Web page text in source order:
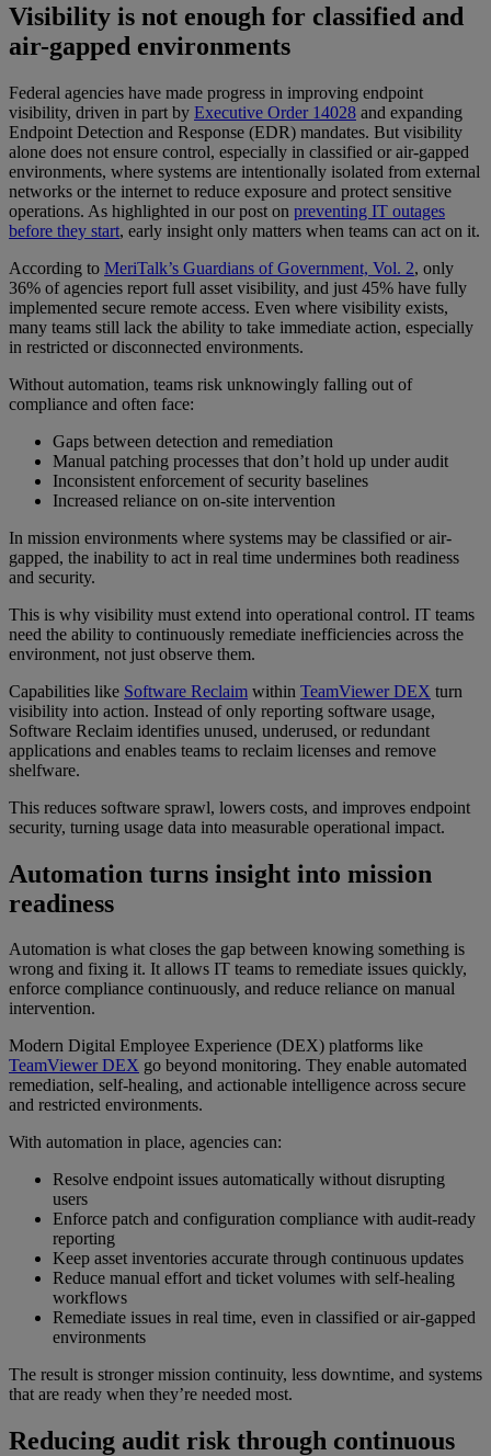
Visibility is not enough for classified and
air-gapped environments
Federal agencies have made progress in improving endpoint
visibility, driven in part by Executive Order 14028 and expanding
Endpoint Detection and Response (EDR) mandates. But visibility
alone does not ensure control, especially in classified or air-gapped
environments, where systems are intentionally isolated from external
networks or the internet to reduce exposure and protect sensitive
operations. As highlighted in our post on preventing IT outages
before they start, early insight only matters when teams can act on it.
According to MeriTalk’s Guardians of Government, Vol. 2, only
36% of agencies report full asset visibility, and just 45% have fully
implemented secure remote access. Even where visibility exists,
many teams still lack the ability to take immediate action, especially
in restricted or disconnected environments.
Without automation, teams risk unknowingly falling out of
compliance and often face:
Gaps between detection and remediation
Manual patching processes that don’t hold up under audit
Inconsistent enforcement of security baselines
Increased reliance on on-site intervention
In mission environments where systems may be classified or air-
gapped, the inability to act in real time undermines both readiness
and security.
This is why visibility must extend into operational control. IT teams
need the ability to continuously remediate inefficiencies across the
environment, not just observe them.
Capabilities like Software Reclaim within TeamViewer DEX turn
visibility into action. Instead of only reporting software usage,
Software Reclaim identifies unused, underused, or redundant
applications and enables teams to reclaim licenses and remove
shelfware.
This reduces software sprawl, lowers costs, and improves endpoint
security, turning usage data into measurable operational impact.
Automation turns insight into mission
readiness
Automation is what closes the gap between knowing something is
wrong and fixing it. It allows IT teams to remediate issues quickly,
enforce compliance continuously, and reduce reliance on manual
intervention.
Modern Digital Employee Experience (DEX) platforms like
TeamViewer DEX go beyond monitoring. They enable automated
remediation, self-healing, and actionable intelligence across secure
and restricted environments.
With automation in place, agencies can:
Resolve endpoint issues automatically without disrupting
users
Enforce patch and configuration compliance with audit-ready
reporting
Keep asset inventories accurate through continuous updates
Reduce manual effort and ticket volumes with self-healing
workflows
Remediate issues in real time, even in classified or air-gapped
environments
The result is stronger mission continuity, less downtime, and systems
that are ready when they’re needed most.
Reducing audit risk through continuous